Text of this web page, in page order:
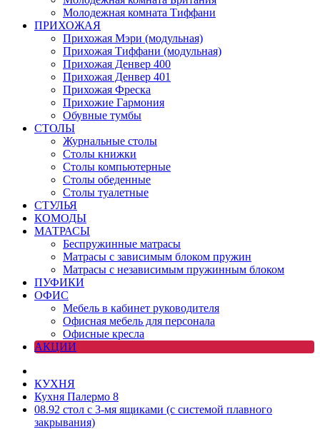
Молодежная комната Тиффани
ПРИХОЖАЯ
Прихожая Мэри (модульная)
Прихожая Тиффани (модульная)
Прихожая Денвер 400
Прихожая Денвер 401
Прихожая Фреска
Прихожие Гармония
Обувные тумбы
СТОЛЫ
Журнальные столы
Столы книжки
Столы компьютерные
Столы обеденные
Столы туалетные
СТУЛЬЯ
КОМОДЫ
МАТРАСЫ
Беспружинные матрасы
Матрасы с зависимым блоком пружин
Матрасы с независимым пружинным блоком
ПУФИКИ
ОФИС
Мебель в кабинет руководителя
Офисная мебель для персонала
Офисные кресла
АКЦИИ
КУХНЯ
Кухня Палермо 8
08.92 cтол с 3-мя ящиками (с системой плавного
закрывания)